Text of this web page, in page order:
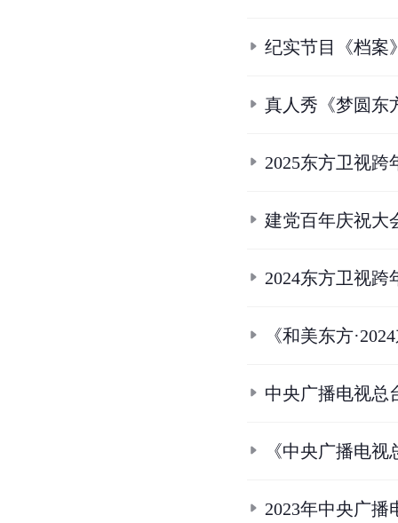
纪实节目《档案
真人秀《梦圆东
2025东方卫视跨
建党百年庆祝大
2024东方卫视跨
《和美东方
中央广播电视总
《中央广播电
2023年中央广